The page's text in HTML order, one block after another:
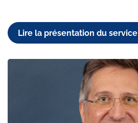
Lire la présentation du service